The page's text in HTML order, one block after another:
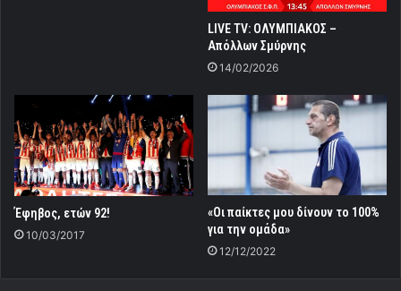
LIVE TV: ΟΛΥΜΠΙΑΚΟΣ –
Απόλλων Σμύρνης
14/02/2026
Έφηβος, ετών 92!
10/03/2017
«Οι παίκτες μου δίνουν το 100%
για την ομάδα»
12/12/2022